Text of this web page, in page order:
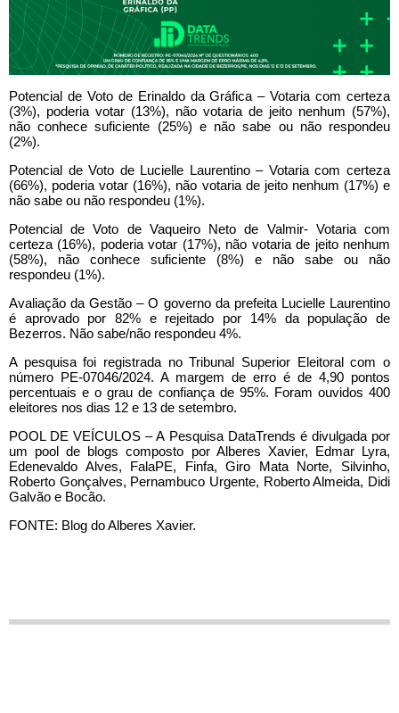
Potencial de Voto de Erinaldo da Gráfica – Votaria com certeza
(3%), poderia votar (13%), não votaria de jeito nenhum (57%),
não conhece suficiente (25%) e não sabe ou não respondeu
(2%).
Potencial de Voto de Lucielle Laurentino – Votaria com certeza
(66%), poderia votar (16%), não votaria de jeito nenhum (17%) e
não sabe ou não respondeu (1%).
Potencial de Voto de Vaqueiro Neto de Valmir- Votaria com
certeza (16%), poderia votar (17%), não votaria de jeito nenhum
(58%), não conhece suficiente (8%) e não sabe ou não
respondeu (1%).
Avaliação da Gestão – O governo da prefeita Lucielle Laurentino
é aprovado por 82% e rejeitado por 14% da população de
Bezerros. Não sabe/não respondeu 4%.
A pesquisa foi registrada no Tribunal Superior Eleitoral com o
número PE-07046/2024. A margem de erro é de 4,90 pontos
percentuais e o grau de confiança de 95%. Foram ouvidos 400
eleitores nos dias 12 e 13 de setembro.
POOL DE VEÍCULOS – A Pesquisa DataTrends é divulgada por
um pool de blogs composto por Alberes Xavier, Edmar Lyra,
Edenevaldo Alves, FalaPE, Finfa, Giro Mata Norte, Silvinho,
Roberto Gonçalves, Pernambuco Urgente, Roberto Almeida, Didi
Galvão e Bocão.
FONTE: Blog do Alberes Xavier.